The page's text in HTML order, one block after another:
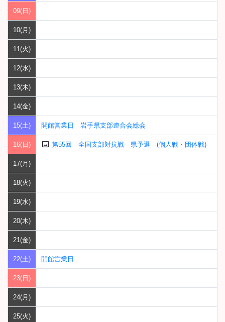
09(日)
10(月)
11(火)
12(水)
13(木)
14(金)
15(土) 開館営業日 岩手県支部連合会総会
16(日) image 第55回 全国支部対抗戦 県予選 (個人戦・団体戦)
17(月)
18(火)
19(水)
20(木)
21(金)
22(土) 開館営業日
23(日)
24(月)
25(火)